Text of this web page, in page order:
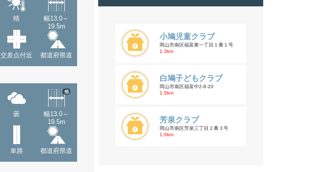
晴
幅13.0～
19.5m
交差点付近 都道府県道
曇
幅13.0～
19.5m
他
単路 都道府県道
小鳩児童クラブ
岡山市南区福富東一丁目１番１号
1.3km
白鳩子どもクラブ
岡山市南区福富中2-8-20
1.5km
芳泉クラブ
岡山市南区芳泉三丁目２番３号
1.6km